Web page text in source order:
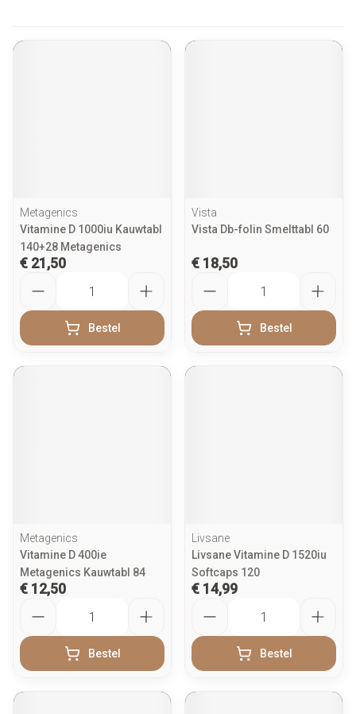
Metagenics
Vitamine D 1000iu Kauwtabl
140+28 Metagenics
€ 21,50
Bestel
Vista
Vista Db-folin Smelttabl 60
€ 18,50
Bestel
Metagenics
Vitamine D 400ie
Metagenics Kauwtabl 84
€ 12,50
Bestel
Livsane
Livsane Vitamine D 1520iu
Softcaps 120
€ 14,99
Bestel